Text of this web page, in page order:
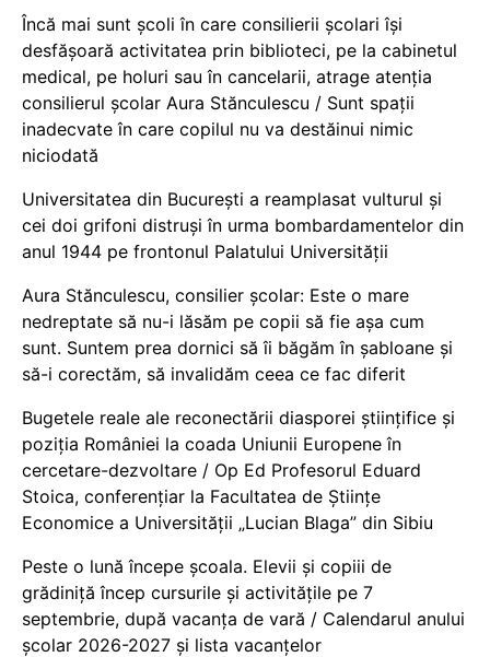
Încă mai sunt școli în care consilierii școlari își
desfășoară activitatea prin biblioteci, pe la cabinetul
medical, pe holuri sau în cancelarii, atrage atenția
consilierul școlar Aura Stănculescu / Sunt spații
inadecvate în care copilul nu va destăinui nimic
niciodată
Universitatea din București a reamplasat vulturul și
cei doi grifoni distruși în urma bombardamentelor din
anul 1944 pe frontonul Palatului Universității
Aura Stănculescu, consilier școlar: Este o mare
nedreptate să nu-i lăsăm pe copii să fie așa cum
sunt. Suntem prea dornici să îi băgăm în șabloane și
să-i corectăm, să invalidăm ceea ce fac diferit
Bugetele reale ale reconectării diasporei științifice și
poziția României la coada Uniunii Europene în
cercetare-dezvoltare / Op Ed Profesorul Eduard
Stoica, conferențiar la Facultatea de Științe
Economice a Universității „Lucian Blaga” din Sibiu
Peste o lună începe școala. Elevii și copiii de
grădiniță încep cursurile și activitățile pe 7
septembrie, după vacanța de vară / Calendarul anului
școlar 2026-2027 și lista vacanțelor